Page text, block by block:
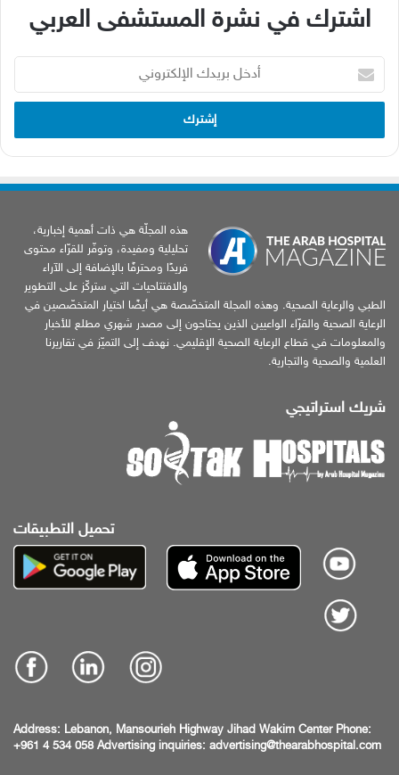
اشترك في نشرة المستشفى العربي
بريدك
الإلكتروني
هذه المجلّة هي ذات أهمية إخبارية،
تحليلية ومفيدة، وتوفّر للقرّاء محتوى
فريدًا ومحترفًا بالإضافة إلى الآراء
والافتتاحيات التي ستركّز على التطوير
الطبي والرعاية الصحية. وهذه المجلة المتخصّصة هي أيضًا اختيار المتخصّصين في
الرعاية الصحية والقرّاء الواعيين الذين يحتاجون إلى مصدر شهري مطلع للأخبار
والمعلومات في قطاع الرعاية الصحية الإقليمي. نهدف إلى التميّز في تقاريرنا
العلمية والصحية والتجارية.
شريك استراتيجي
تحميل التطبيقات
Address: Lebanon, Mansourieh Highway Jihad Wakim Center Phone:
+961 4 534 058 Advertising inquiries: advertising@thearabhospital.com